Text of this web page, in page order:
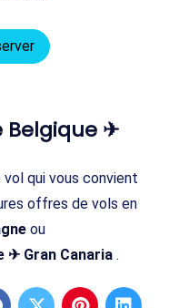
Belgique ✈
qui vous convient
offres de vols en
ou
✈ Gran Canaria .